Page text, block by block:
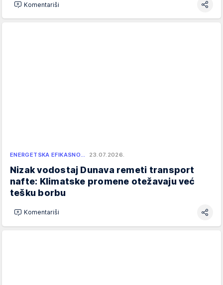
Komentariši
ENERGETSKA EFIKASNO… 23.07.2026.
Nizak vodostaj Dunava remeti transport
nafte: Klimatske promene otežavaju već
tešku borbu
Komentariši